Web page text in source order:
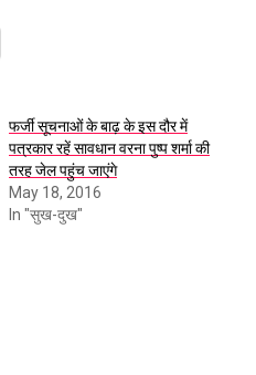
फर्जी सूचनाओं के बाढ़ के इस दौर में
पत्रकार रहें सावधान वरना पुष्प शर्मा की
तरह जेल पहुंच जाएंगे
May 18, 2016
In "सुख-दुख"